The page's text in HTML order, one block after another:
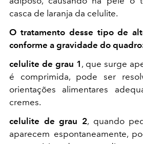
casca de laranja da celulite.
O tratamento desse tipo de
conforme a gravidade do
celulite de grau 1 , que surge
é comprimida, pode ser
orientações alimentares
cremes.
celulite de grau 2, quando
aparecem espontaneamente,